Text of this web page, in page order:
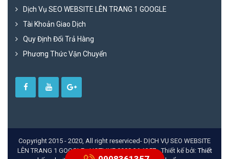
Dịch Vụ SEO WEBSITE LÊN TRANG 1 GOOGLE
Tài Khoản Giao Dịch
Quy Định Đổi Trả Hàng
Phương Thức Vận Chuyển
Copyright 2015 - 2020, All right reserviced- DỊCH VỤ SEO WEBSITE
LÊN TRANG 1 GOOGLE - HOTLINE 0908 36 1357 - Thiết kế bởi:Thiết